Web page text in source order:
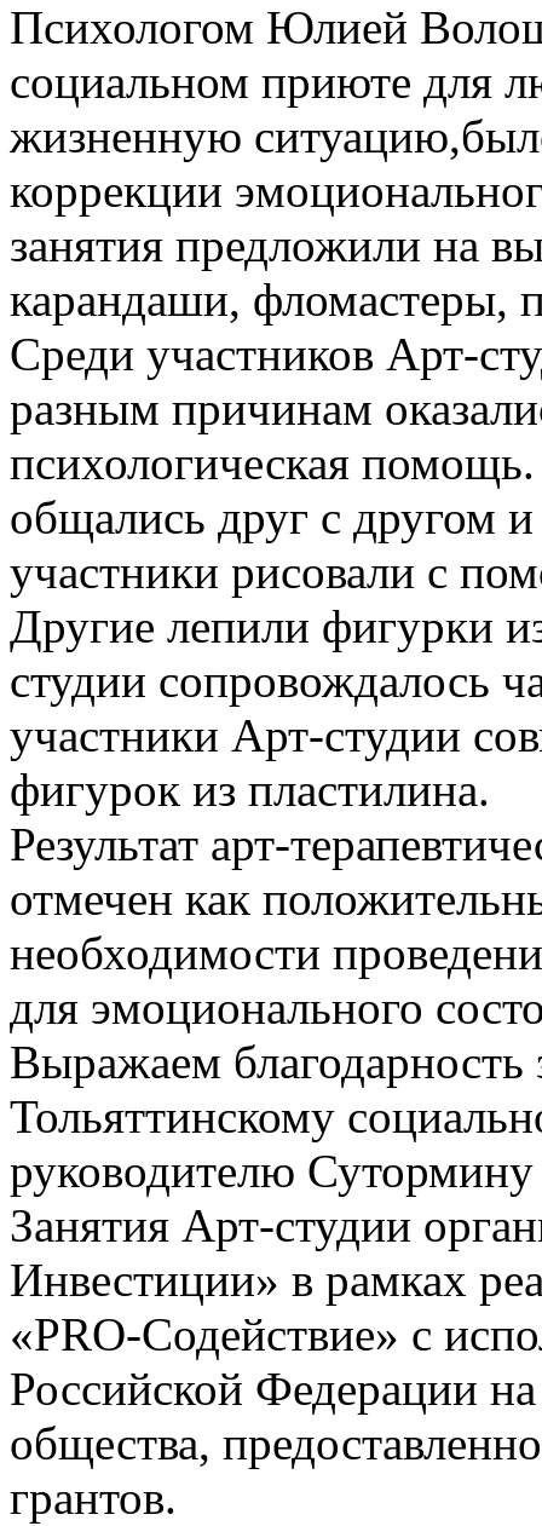
Психологом Юлией
социальном приюте для
жизненную
коррекции
занятия предложили на
карандаши, фломастеры,
Среди участников Арт-
разным причинам
психологическая
общались друг с другом
участники рисовали с
Другие лепили фигурки
студии сопровождалось
участники Арт-студии
фигурок из пластилина.
Результат арт-
отмечен как
необходимости
для эмоционального
Выражаем благодарность
Тольяттинскому
руководителю
Занятия Арт-студии
Инвестиции» в рамках
«PRO-Содействие» с
Российской Федерации
общества,
грантов.